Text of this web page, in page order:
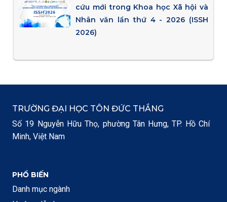
cứu mới trong Khoa học Xã hội và
Nhân văn lần thứ 4 - 2026 (ISSH
2026)
TRƯỜNG ĐẠI HỌC TÔN ĐỨC THẮNG
Số 19 Nguyễn Hữu Thọ, phường Tân Hưng, TP. Hồ Chí
Minh, Việt Nam
PHỔ BIẾN
Danh mục ngành